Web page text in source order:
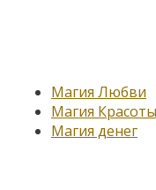
Магия Любви
Магия Красоты
Магия денег